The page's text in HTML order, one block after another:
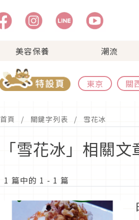
美容保養 潮流
東京 關
首頁 關鍵字列表 雪花冰
「雪花冰」相關
1 篇中的 1 - 1 篇